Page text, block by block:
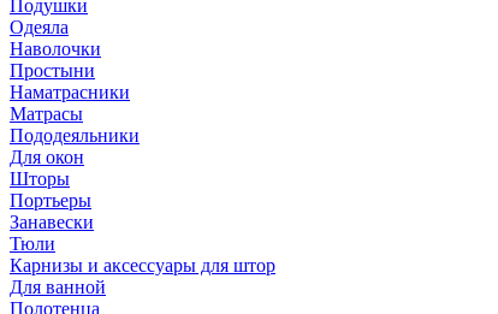
Подушки
Одеяла
Наволочки
Простыни
Наматрасники
Матрасы
Пододеяльники
Для окон
Шторы
Портьеры
Занавески
Тюли
Карнизы и аксессуары для штор
Для ванной
Полотенца